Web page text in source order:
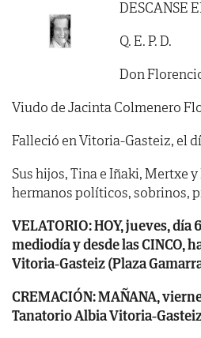
DESCANSE
Q. E. P. D.
Don
Viudo de Jacinta Colmenero
Falleció en Vitoria-Gasteiz, el
Sus hijos, Tina e Iñaki, Mertxe
hermanos políticos, sobrinos,
VELATORIO: HOY, jueves, día
mediodía y desde las CINCO,
Vitoria-Gasteiz (Plaza
CREMACIÓN: MAÑANA,
Tanatorio Albia Vitoria-